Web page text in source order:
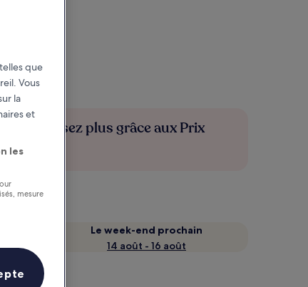
Économisez plus grâce aux Prix
membres
Le week-end prochain
14 août - 16 août
que
Vous
la
et
les
mesure